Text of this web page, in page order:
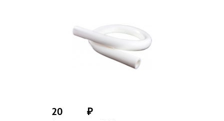
20 ₽